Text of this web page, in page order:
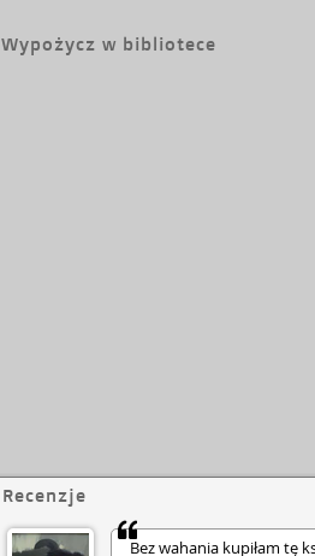
Wypożycz w bibliotece
Recenzje
Bez wahania kupiłam tę